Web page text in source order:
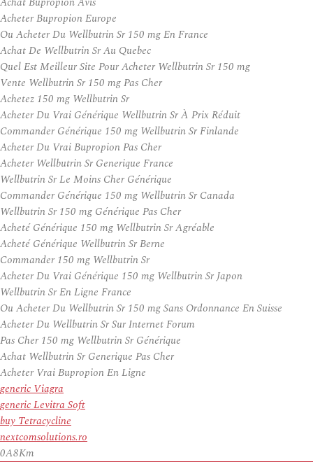
Acheter Bupropion Europe
Ou Acheter Du Wellbutrin Sr 150 mg En France
Achat De Wellbutrin Sr Au Quebec
Quel Est Meilleur Site Pour Acheter Wellbutrin Sr 150 mg
Vente Wellbutrin Sr 150 mg Pas Cher
Achetez 150 mg Wellbutrin Sr
Acheter Du Vrai Générique Wellbutrin Sr À Prix Réduit
Commander Générique 150 mg Wellbutrin Sr Finlande
Acheter Du Vrai Bupropion Pas Cher
Acheter Wellbutrin Sr Generique France
Wellbutrin Sr Le Moins Cher Générique
Commander Générique 150 mg Wellbutrin Sr Canada
Wellbutrin Sr 150 mg Générique Pas Cher
Acheté Générique 150 mg Wellbutrin Sr Agréable
Acheté Générique Wellbutrin Sr Berne
Commander 150 mg Wellbutrin Sr
Acheter Du Vrai Générique 150 mg Wellbutrin Sr Japon
Wellbutrin Sr En Ligne France
Ou Acheter Du Wellbutrin Sr 150 mg Sans Ordonnance En Suisse
Acheter Du Wellbutrin Sr Sur Internet Forum
Pas Cher 150 mg Wellbutrin Sr Générique
Achat Wellbutrin Sr Generique Pas Cher
Acheter Vrai Bupropion En Ligne
generic Viagra
generic Levitra Soft
buy Tetracycline
nextcomsolutions.ro
0A8Km